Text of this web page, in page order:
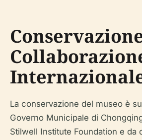
La conservazione del museo è
Governo Municipale di
Stilwell Institute Foundation e da